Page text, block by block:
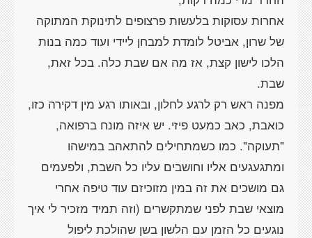
אחרות עסוקות בלעשות פרצופים לתינוקת המתוקה
של שרון, אביטל לומדת למבחן ליידי ועוד כמה בנות
הלכו לישון קצת, אז מה אם שבת כלה. בכל זאת,
מפנה ראש רק לרגע לחלון, ובאותו רגע מין דקירה כזו,
כואבת, כאב כמעט פיזי. יש איזה מונח ברפואה,
"תעוקה". כמו כשמתחילים להתאהב במישהו
ומתגעגעים אליו וחושבים עליו כל השבת, ולפעמים
גם מושכים את זה במין מזוכיזם עוד טיפה אחרי
מוצאי שבת לפני שמתקשרים (וזה תמיד מזכיר לי איך
נוגעים כל הזמן עם הלשון בשן שהולכת ליפול